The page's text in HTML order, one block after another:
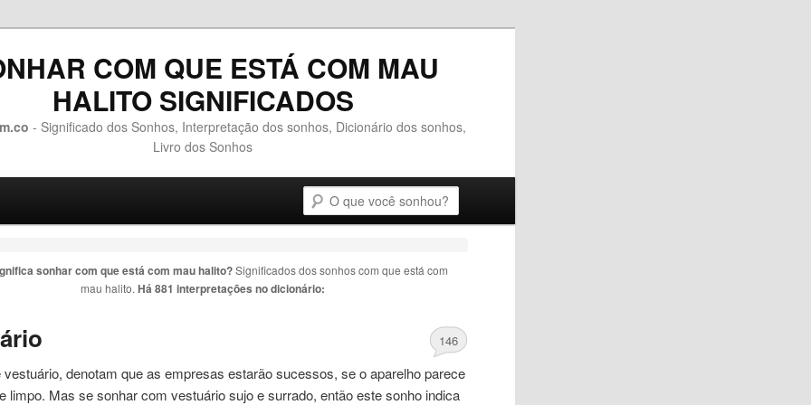
COM QUE ESTÁ COM MAU
HALITO SIGNIFICADOS
- Significado dos Sonhos, Interpretação dos sonhos, Dicionário dos sonhos,
Livro dos Sonhos
principal
conteúdo secundário
sonhar com que está com mau halito?Significados dos sonhos com que está com
mau halito.Há 881 interpretações no dicionário:
146
vestuário, denotamqueas empresas estarão sucessos, se o aparelho parece
limpo. Mas se sonharcom vestuário sujo e surrado, então este sonho indica